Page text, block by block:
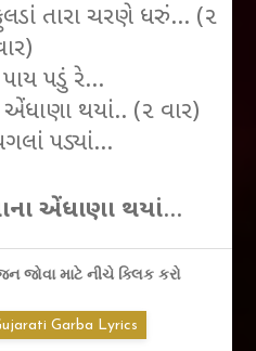
તારા ચરણે ધરું… (૨
પડું રે…
એંધાણા થયાં.. (૨ વાર)
પડ્યાં…
એંધાણા થયાં…
જોવા માટે નીચે ક્લિક કરો
Garba Lyrics